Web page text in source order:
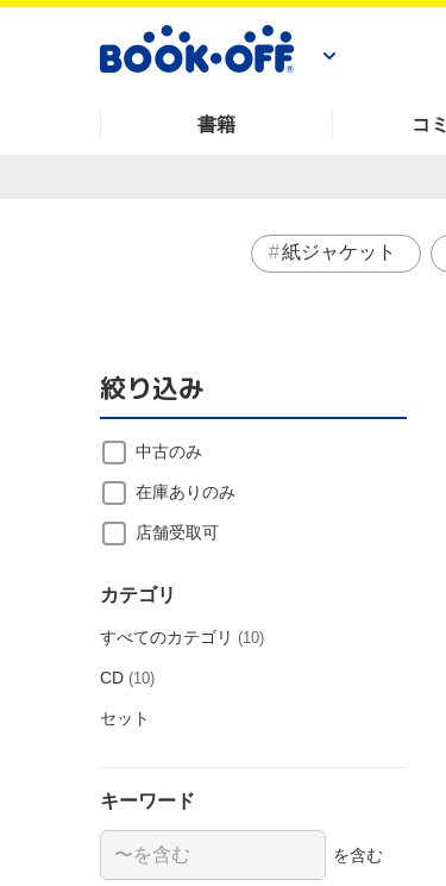
書籍 コ
紙ジャケット
絞り込み
中古のみ
在庫ありのみ
店舗受取可
カテゴリ
すべてのカテゴリ (10)
CD (10)
セット
キーワード
を含む